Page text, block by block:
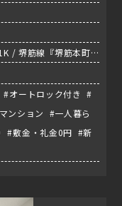
/ 堺筋線『堺筋本町
オートロック付き #
ンション #一人暮ら
#敷金・礼金0円 #新